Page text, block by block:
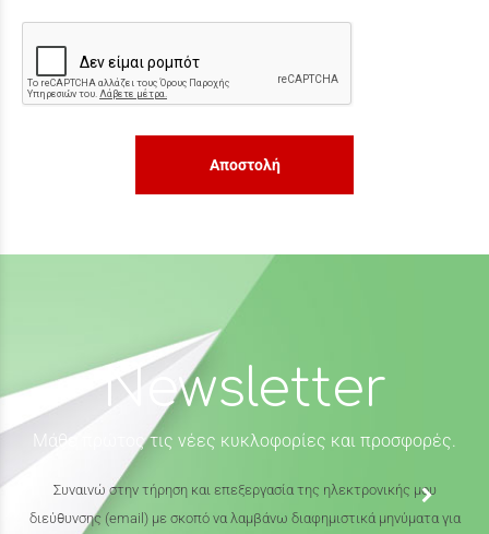
Αποστολή
Newsletter
Μάθε πρώτος τις νέες κυκλοφορίες και προσφορές.
Συναινώ στην τήρηση και επεξεργασία της ηλεκτρονικής μου
διεύθυνσης (email) με σκοπό να λαμβάνω διαφημιστικά μηνύματα για